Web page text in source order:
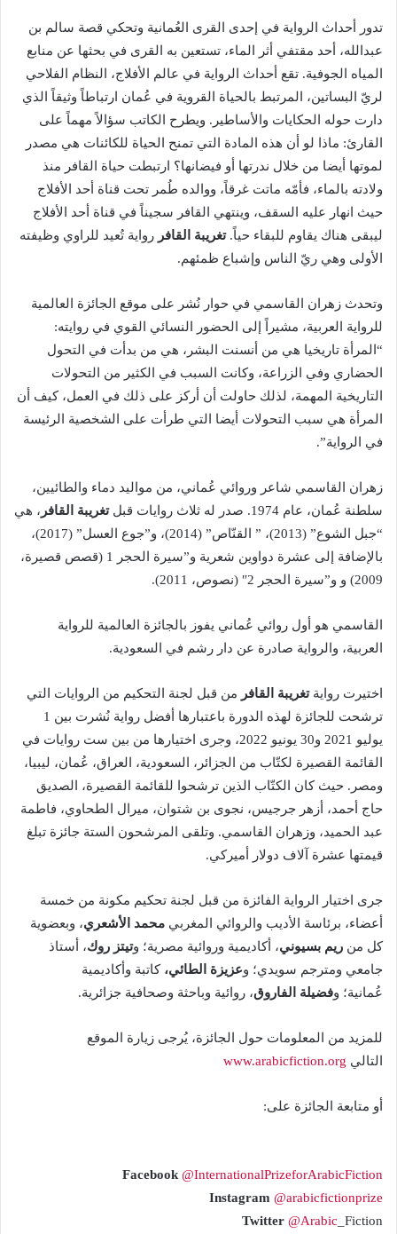
تدور أحداث الرواية في إحدى القرى العُمانية وتحكي قصة سالم بن
عبدالله، أحد مقتفي أثر الماء، تستعين به القرى في بحثها عن منابع
المياه الجوفية. تقع أحداث الرواية في عالم الأفلاج، النظام الفلاحي
لريّ البساتين، المرتبط بالحياة القروية في عُمان ارتباطاً وثيقاً الذي
دارت حوله الحكايات والأساطير. ويطرح الكاتب سؤالاً مهماً على
القارئ: ماذا لو أن هذه المادة التي تمنح الحياة للكائنات هي مصدر
لموتها أيضا من خلال ندرتها أو فيضانها؟ ارتبطت حياة القافر منذ
ولادته بالماء، فأمّه ماتت غرقاً، ووالده طُمر تحت قناة أحد الأفلاج
حيث انهار عليه السقف، وينتهي القافر سجيناً في قناة أحد الأفلاج
ليبقى هناك يقاوم للبقاء حياً.تغريبة القافر رواية تُعيد للراوي وظيفته
الأولى وهي ريّ الناس وإشباع ظمئهم.
وتحدث زهران القاسمي في حوار نُشر على موقع الجائزة العالمية
للرواية العربية، مشيراً إلى الحضور النسائي القوي في روايته:
“المرأة تاريخيا هي من أنسنت البشر، هي من بدأت في التحول
الحضاري وفي الزراعة، وكانت السبب في الكثير من التحولات
التاريخية المهمة، لذلك حاولت أن أركز على ذلك في العمل، كيف أن
المرأة هي سبب التحولات أيضا التي طرأت على الشخصية الرئيسة
في الرواية”.
زهران القاسمي شاعر وروائي عُماني، من مواليد دماء والطائيين،
سلطنة عُمان، عام 1974. صدر له ثلاث روايات قبل
تغريبة القافر ، هي
“جبل الشوع” (2013)، ” القنّاص” (2014)، و”جوع العسل” (2017)،
بالإضافة إلى عشرة دواوين شعرية و”سيرة الحجر 1 (قصص قصيرة،
2009) و و”سيرة الحجر 2″ (نصوص، 2011).
القاسمي هو أول روائي عُماني يفوز بالجائزة العالمية للرواية
العربية، والرواية صادرة عن دار رشم في السعودية.
اختيرت روايةتغريبة القافر من قبل لجنة التحكيم من الروايات التي
ترشحت للجائزة لهذه الدورة باعتبارها أفضل رواية نُشرت بين 1
يوليو 2021 و30 يونيو 2022، وجرى اختيارها من بين ست روايات في
القائمة القصيرة لكتّاب من الجزائر، السعودية، العراق، عُمان، ليبيا،
ومصر. حيث كان الكتّاب الذين ترشحوا للقائمة القصيرة، الصديق
حاج أحمد، أزهر جرجيس، نجوى بن شتوان، ميرال الطحاوي، فاطمة
عبد الحميد، وزهران القاسمي. وتلقى المرشحون الستة جائزة تبلغ
قيمتها عشرة آلاف دولار أميركي.
جرى اختيار الرواية الفائزة من قبل لجنة تحكيم مكونة من خمسة
أعضاء، برئاسة الأديب والروائي المغربي محمد الأشعري، وبعضوية
كل من ريم بسيوني، أكاديمية وروائية مصرية؛ وتيتز روك، أستاذ
جامعي ومترجم سويدي؛ وعزيزة الطائي، كاتبة وأكاديمية
عُمانية؛ وفضيلة الفاروق، روائية وباحثة وصحافية جزائرية.
للمزيد من المعلومات حول الجائزة، يُرجى زيارة الموقع
التالي www.arabicfiction.org
أو متابعة الجائزة على:
Facebook@InternationalPrizeforArabicFiction
Instagram @arabicfictionprize
Twitter @Arabic _Fiction